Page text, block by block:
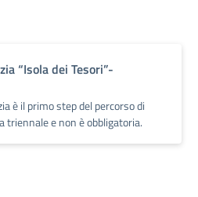
“Isola dei Tesori”-
è il primo step del percorso di
triennale e non è obbligatoria.